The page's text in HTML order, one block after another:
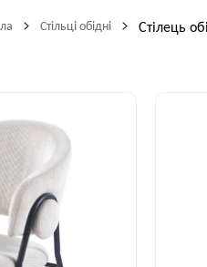
Стільці обідні Стілець